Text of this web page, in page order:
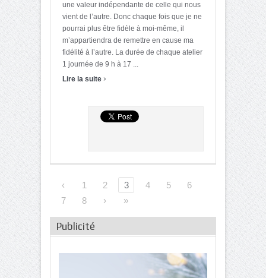
une valeur indépendante de celle qui nous
vient de l’autre. Donc chaque fois que je ne
pourrai plus être fidèle à moi-même, il
m’appartiendra de remettre en cause ma
fidélité à l’autre. La durée de chaque atelier
1 journée de 9 h à 17 ...
Lire la suite ›
‹ 1 2 3 4 5
6
7
8 › »
Publicité